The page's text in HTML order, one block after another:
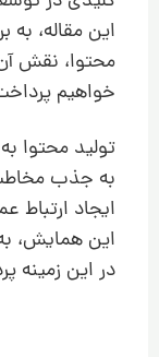
این مقاله،
محتوا، نقش
خواهیم
تولید محتوا
به جذب
ایجاد ارتباط
این همایش،
در این زمینه